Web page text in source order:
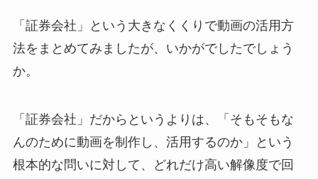
「証券会社」という大きなくくりで動画の活用方
法をまとめてみましたが、いかがでしたでしょう
か。
「証券会社」だからというよりは、「そもそもな
んのために動画を制作し、活用するのか」という
根本的な問いに対して、どれだけ高い解像度で回